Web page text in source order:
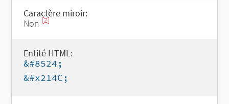
Caractère miroir:
Non [2]
Entité HTML:
&#8524;
&#x214C;